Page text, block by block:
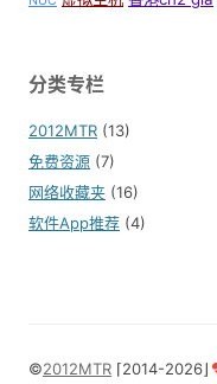
分类专栏
2012MTR (13)
免费资源 (7)
网络收藏夹 (16)
软件App推荐 (4)
©2012MTR ⌈2014-2026⌋